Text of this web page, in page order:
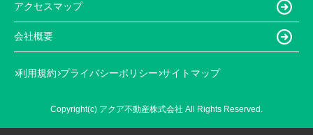
アクセスマップ
会社概要
利用規約 プライバシーポリシー サイトマップ
Copyright(c) アクア不動産株式会社 All Rights Reserved.